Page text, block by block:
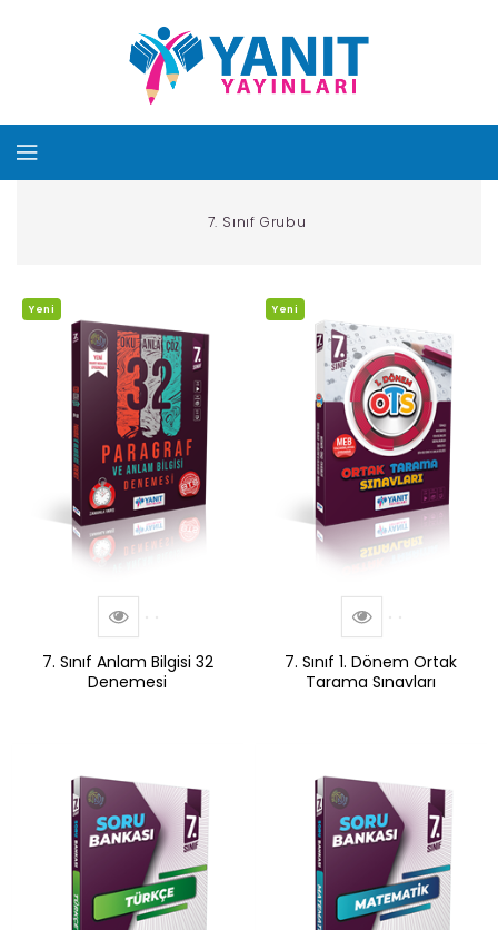
7. Sınıf Grubu
Yeni
7. Sınıf Anlam Bilgisi 32
Denemesi
Yeni
7. Sınıf 1. Dönem Ortak
Tarama Sınavları